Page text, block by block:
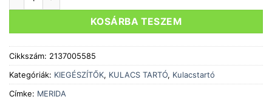
KOSÁRBA TESZEM
Cikkszám: 2137005585
Kategóriák: KIEGÉSZÍTŐK, KULACS TARTÓ, Kulacstartó
Címke: MERIDA